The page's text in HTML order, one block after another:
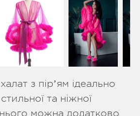
з пірʼям ідеально
та ніжної
можна додатково